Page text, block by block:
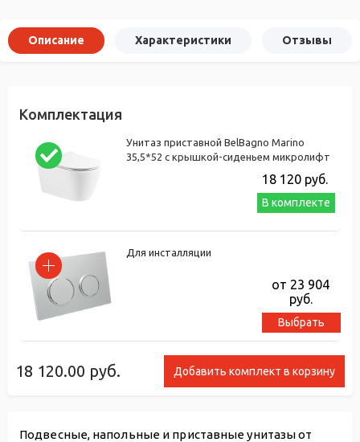
Описание Характеристики Отзывы
Комплектация
18 120.00 руб. Добавить комплект в корзину
Унитаз приставной BelBagno Marino
35,5*52 с крышкой-сиденьем микролифт
18 120 руб.
В комплекте
Для инсталляции
от 23 904
руб.
Выбрать
Подвесные, напольные и приставные унитазы от